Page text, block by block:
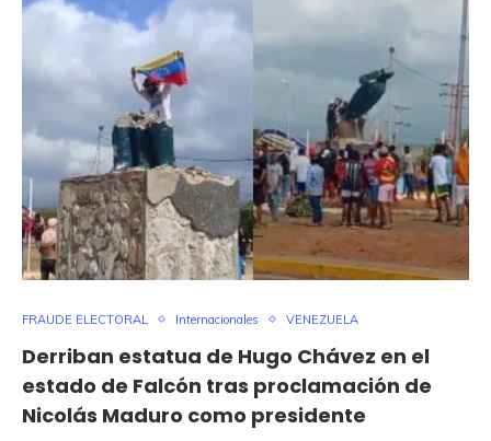
FRAUDE ELECTORAL Internacionales VENEZUELA
Derriban estatua de Hugo Chávez en el
estado de Falcón tras proclamación de
Nicolás Maduro como presidente